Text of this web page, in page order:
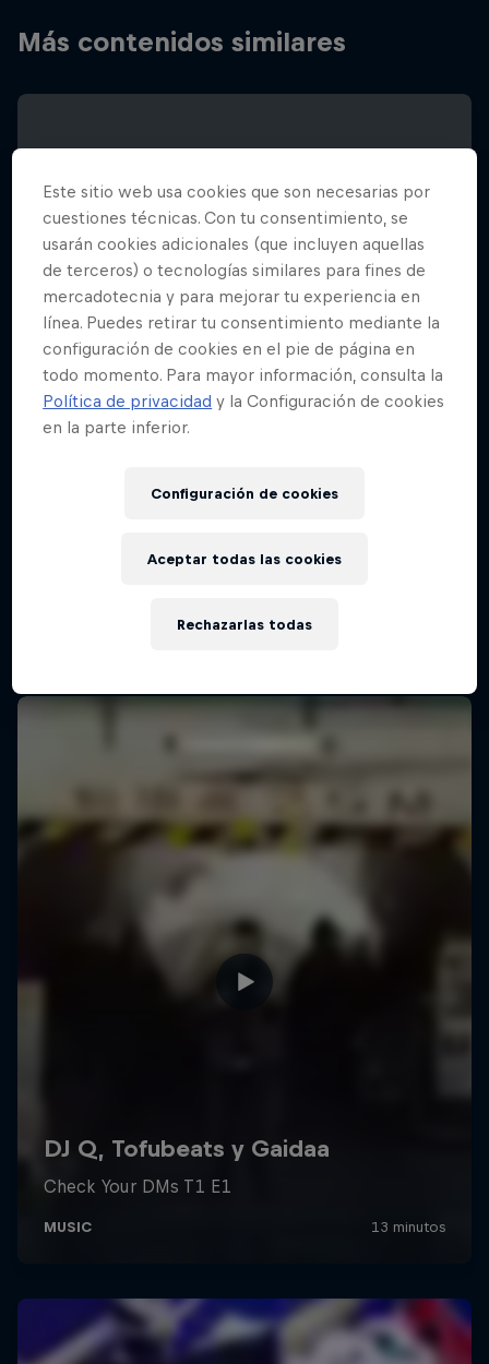
Más contenidos similares
Red Bull Batalla Final Torneo de Plazas
Este sitio web usa cookies que son necesarias por
cuestiones técnicas. Con tu consentimiento, se
usarán cookies adicionales (que incluyen aquellas
de terceros) o tecnologías similares para fines de
mercadotecnia y para mejorar tu experiencia en
línea. Puedes retirar tu consentimiento mediante la
configuración de cookies en el pie de página en
todo momento. Para mayor información, consulta la
Política de privacidad y la Configuración de cookies
en la parte inferior.
Configuración de cookies
Rechazarlas todas
Aceptar todas las cookies